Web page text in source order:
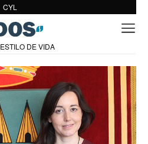
CYL
ESTILO DE VIDA